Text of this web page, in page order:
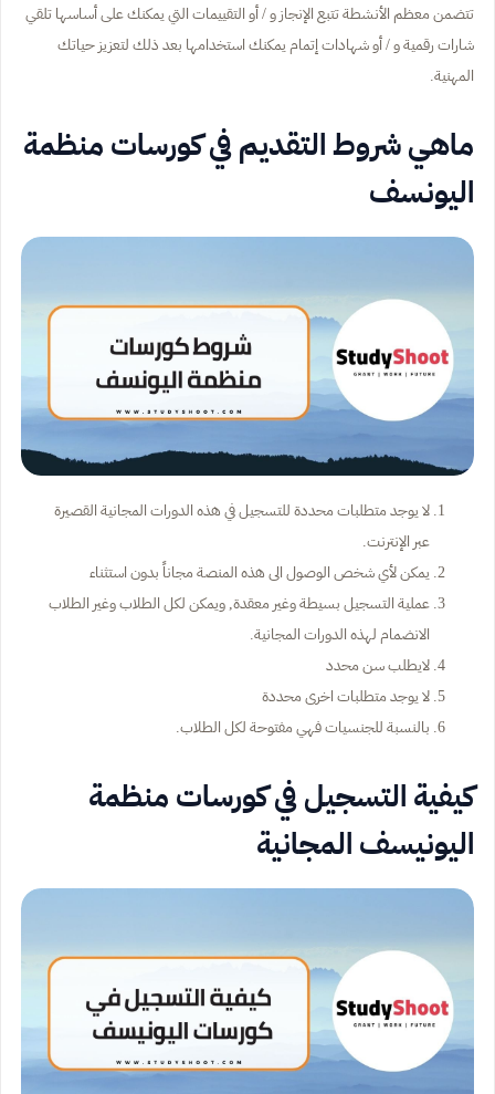
تتضمن معظم الأنشطة تتبع الإنجاز و / أو التقييمات التي يمكنك على أساسها تلقي
شارات رقمية و / أو شهادات إتمام يمكنك استخدامها بعد ذلك لتعزيز حياتك
المهنية.
ماهي شروط التقديم في كورسات منظمة
اليونسف
لا يوجد متطلبات محددة للتسجيل في هذه الدورات المجانية القصيرة
عبر الإنترنت.
يمكن لأي شخص الوصول الى هذه المنصة مجاناً بدون استثناء
عملية التسجيل بسيطة وغير معقدة, ويمكن لكل الطلاب وغير الطلاب
الانضمام لهذه الدورات المجانية.
لايطلب سن محدد
لا يوجد متطلبات اخرى محددة
بالنسبة للجنسيات فهي مفتوحة لكل الطلاب.
كيفية التسجيل في كورسات منظمة
اليونيسف المجانية